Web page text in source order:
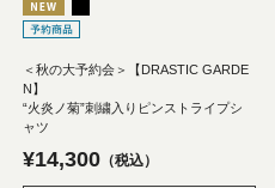
＜秋の大予約会＞【DRASTIC GARDE
N】
“火炎ノ菊”刺繍入りピンストライプシ
ャツ
¥14,300 税込